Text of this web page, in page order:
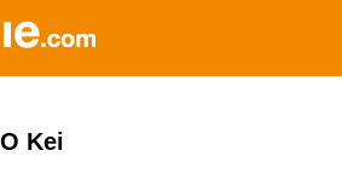
Kei